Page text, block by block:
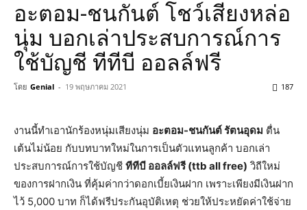
อะตอม-ชนกันต์ โชว์เสียงหล่อ
นุ่ม บอกเล่าประสบการณ์การ
ใช้บัญชี ทีทีบี ออลล์ฟรี
โดย Genial - 19 พฤษภาคม 2021 187
งานนี้ทำเอานักร้องหนุ่มเสียงนุ่ม อะตอม-ชนกันต์ รัตนอุดม ตื่น
เต้นไม่น้อย กับบทบาทใหม่ในการเป็นตัวแทนลูกค้า บอกเล่า
ประสบการณ์การใช้บัญชี ทีทีบี ออลล์ฟรี (ttb all free) วิถีใหม่
ของการฝากเงิน ที่คุ้มค่ากว่าดอกเบี้ยเงินฝาก เพราะเพียงมีเงินฝาก
ไว้ 5,000 บาท ก็ได้ฟรีประกันอุบัติเหตุ ช่วยให้ประหยัดค่าใช้จ่าย